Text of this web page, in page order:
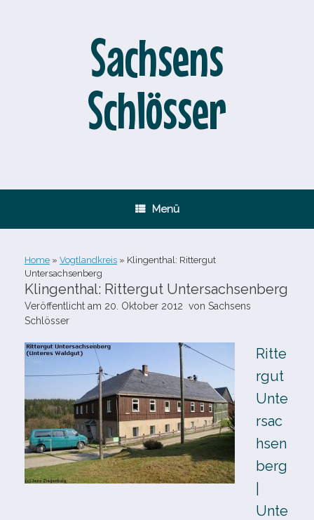
Sachsens
Schlösser
Menü
Home » Vogtlandkreis » Klingenthal: Rittergut
Untersachsenberg
Klingenthal: Rittergut Untersachsenberg
Veröffentlicht am 20. Oktober 2012 von Sachsens
Schlösser
Ritte
rgut
Unte
rsac
hsen
berg
Unte